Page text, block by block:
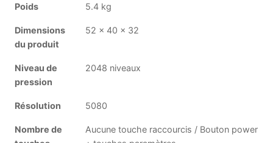
Poids 5.4 kg
Dimensions
du produit
52 x 40 x 32
Niveau de
pression
2048 niveaux
Résolution 5080
Nombre de
Aucune touche raccourcis / Bouton power